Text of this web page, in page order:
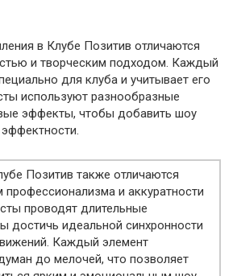
в Клубе Позитив отличаются
и творческим подходом. Каждый
для клуба и учитывает его
используют разнообразные
эффекты, чтобы добавить шоу
Позитив также отличаются
и аккуратности
проводят длительные
достичь идеальной синхронности
Каждый элемент
до мелочей, что позволяет